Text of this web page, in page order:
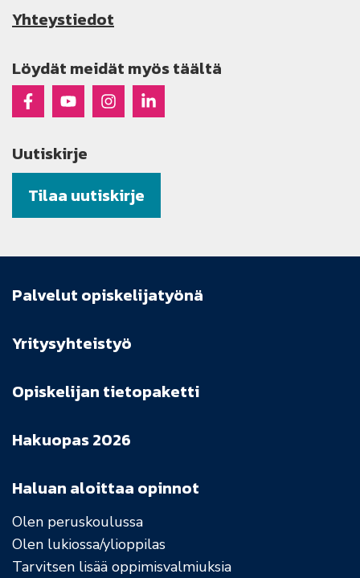
Yhteystiedot
Löydät meidät myös täältä
Raseko Facebookissa
Raseko Youtubessa
Raseko Instagramissa
Raseko Linkedinissä
Uutiskirje
Tilaa uutiskirje
Haluan aloittaa opinnot
Olen peruskoulussa
Olen lukiossa/ylioppilas
Tarvitsen lisää oppimisvalmiuksia
Palvelut opiskelijatyönä
Yritysyhteistyö
Opiskelijan tietopaketti
Hakuopas 2026